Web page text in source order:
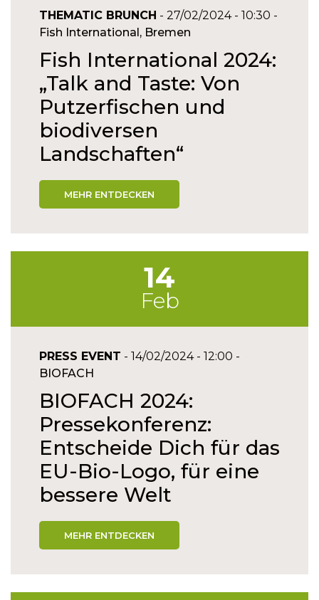
THEMATIC BRUNCH - 27/02/2024 - 10:30 -
Fish International, Bremen
Fish International 2024:
„Talk and Taste: Von
Putzerfischen und
biodiversen
Landschaften“
MEHR ENTDECKEN
14
Feb
PRESS EVENT - 14/02/2024 - 12:00 -
BIOFACH
BIOFACH 2024:
Pressekonferenz:
Entscheide Dich für das
EU-Bio-Logo, für eine
bessere Welt
MEHR ENTDECKEN